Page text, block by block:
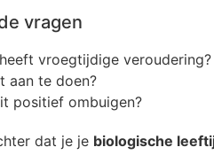
vragen
vroegtijdige
aan te doen?
positief ombuigen?
dat je je biologische